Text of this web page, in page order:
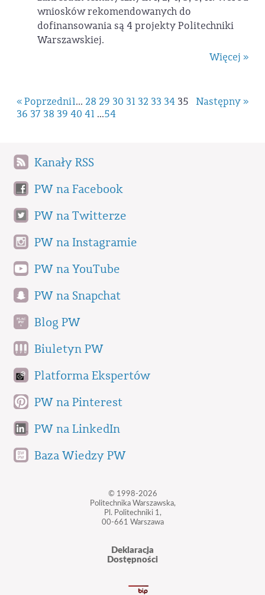
wniosków rekomendowanych do
dofinansowania są 4 projekty Politechniki
Warszawskiej.
Więcej »
« Poprzedni Następny »
1... 28 29 30 31 32 33 34 35
36 37 38 39 40 41 ...54
Kanały RSS
PW na Facebook
PW na Twitterze
PW na Instagramie
PW na YouTube
PW na Snapchat
Blog PW
Biuletyn PW
Platforma Ekspertów
PW na Pinterest
PW na LinkedIn
Baza Wiedzy PW
© 1998-2026
Politechnika Warszawska,
Pl. Politechniki 1,
00-661 Warszawa
Deklaracja
Dostępności